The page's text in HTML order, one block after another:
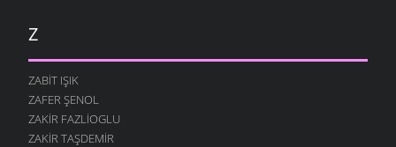
Z
ZABIT IŞIK
ZAFER ŞENOL
ZAKIR FAZLIOGLU
ZAKIR TAŞDEMIR